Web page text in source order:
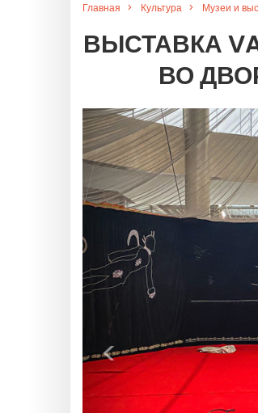
Главная Культура Музеи и
ВЫСТАВКА
ВО
<